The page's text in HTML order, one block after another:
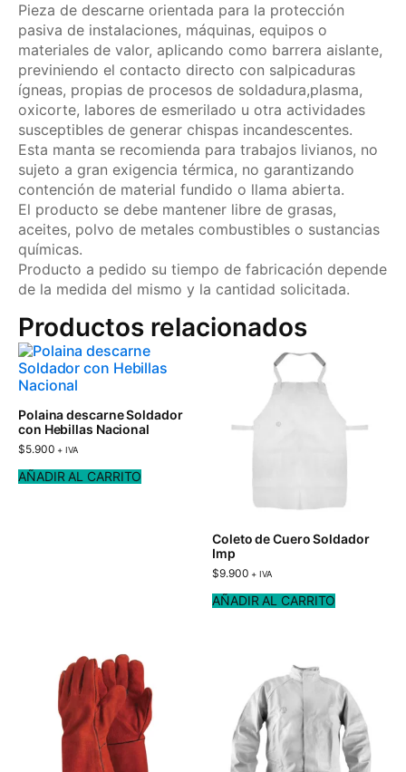
Pieza de descarne orientada para la protección
pasiva de instalaciones, máquinas, equipos o
materiales de valor, aplicando como barrera aislante,
previniendo el contacto directo con salpicaduras
ígneas, propias de procesos de soldadura,plasma,
oxicorte, labores de esmerilado u otra actividades
susceptibles de generar chispas incandescentes.
Esta manta se recomienda para trabajos livianos, no
sujeto a gran exigencia térmica, no garantizando
contención de material fundido o llama abierta.
El producto se debe mantener libre de grasas,
aceites, polvo de metales combustibles o sustancias
químicas.
Producto a pedido su tiempo de fabricación depende
de la medida del mismo y la cantidad solicitada.
Productos relacionados
Polaina descarne Soldador
con Hebillas Nacional
$5.900 + IVA
AÑADIR AL CARRITO
Coleto de Cuero Soldador
Imp
$9.900 + IVA
AÑADIR AL CARRITO